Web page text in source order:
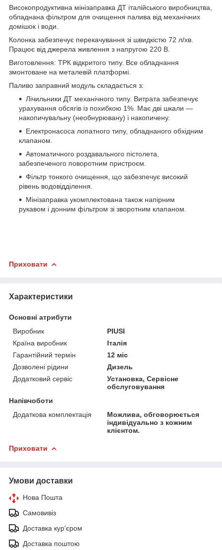
Високопродуктивна мінізаправка ДТ італійського виробництва,
обладнана фільтром для очищення палива від механічних
домішок і води.
Колонка забезпечує перекачування зі швидкістю 72 л/хв.
Працює від джерела живлення з напругою 220 В.
Виготовлення: ТРК відкритого типу. Все обладнання
змонтоване на металевій платформі.
Паливо заправний модуль складається з:
Лічильники ДТ механічного типу. Витрата забезпечує
урахування обсягів із похибкою 1%. Має дві шкали —
накопичувальну (необнурювану) і накопичену.
Електронасоса лопатного типу, обладнаного обхідним
клапаном.
Автоматичного роздавального пістолета,
забезпеченого поворотним пристроєм.
Фільтр тонкого очищення, що забезпечує високий
рівень водовідділення.
Мінізаправка укомплектована також напірним
рукавом і донним фільтром зі зворотним клапаном.
Приховати
Характеристики
Основні атрибути
Виробник
PIUSI
Країна виробник
Італія
Гарантійний термін
12 міс
Дозволені рідини
Дизель
Додатковий сервіс
Установка, Сервісне
обслуговування
Напівчоботи
Додаткова комплектація
Можлива, обговорюється
індивідуально з кожним
клієнтом.
Приховати
Умови доставки
Нова Пошта
Самовивіз
Доставка кур'єром
Доставка поштою